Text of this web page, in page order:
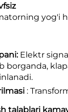
yog'i
Elektr
borganda,
:
talablari